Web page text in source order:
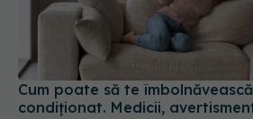
Cum poate să te
condiționat. Medicii,